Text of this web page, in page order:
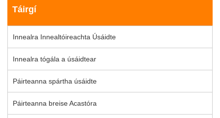
Táirgí
Innealra Innealtóireachta Úsáidte
Innealra tógála a úsáidtear
Páirteanna spártha úsáidte
Páirteanna breise Acastóra